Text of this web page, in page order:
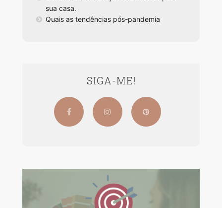
sua casa.
Quais as tendências pós-pandemia
SIGA-ME!